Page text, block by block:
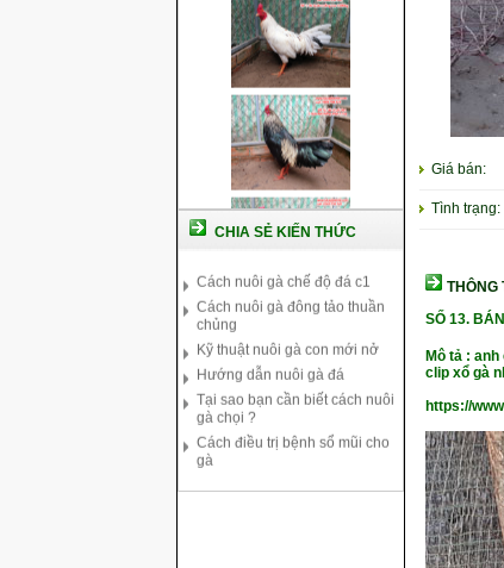
CHIA SẺ KIẾN THỨC
Cách nuôi gà đông tảo thuần
Kỹ thuật nuôi gà con mới nở
Hướng dẫn nuôi gà đá
Tại sao bạn cần biết cách nuôi
gà chọi ?
Cách điều trị bệnh sổ mũi cho
gà
Giá bán:
Tình trạng:
THÔNG
SỐ 13.BÁN
Mô tả :
clip xổ gà
https://